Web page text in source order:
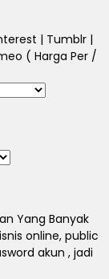
| Tumblr |
( Harga Per /
Yang Banyak
online, public
akun , jadi